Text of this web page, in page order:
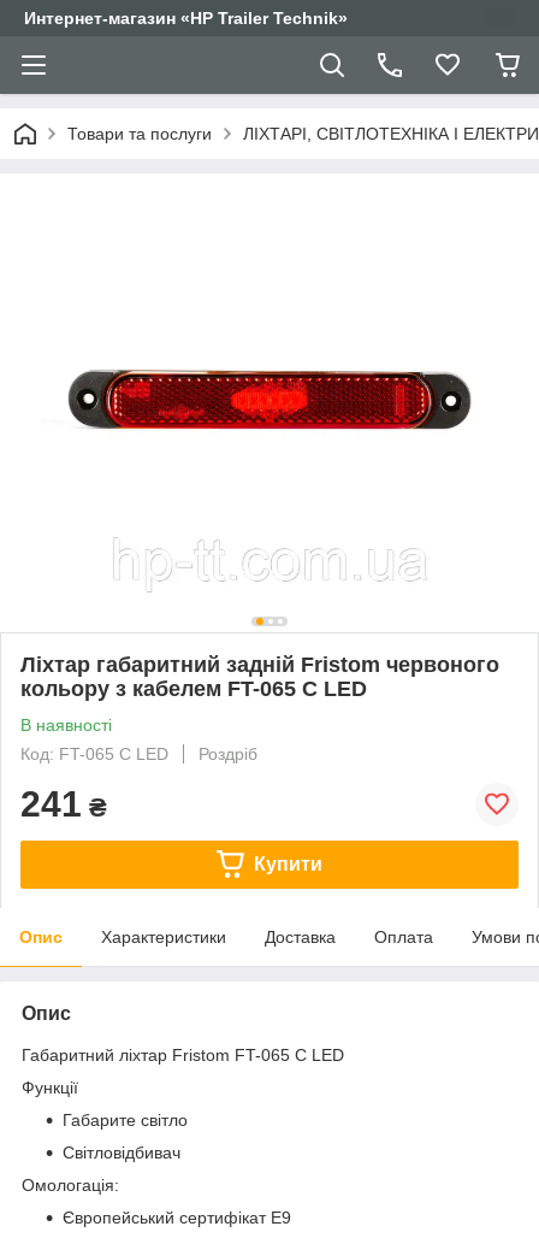
Интернет-магазин «HP Trailer Technik»
Товари та послуги ЛІХТАРІ, СВІТЛОТЕХНІКА І
Ліхтар габаритний задній Fristom червоного
кольору з кабелем FT-065 C LED
В наявності
Код: FT-065 C LED
Роздріб
241 ₴
Купити
Опис Характеристики Доставка Оплата Умови
Опис
Габаритний ліхтар Fristom FT-065 C LED
Функції
Габарите світло
Світловідбивач
Омологація:
Європейський сертифікат E9